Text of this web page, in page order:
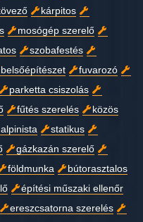
kárpitos
mosógép szerelő
szobafestés
belsőépítészet
fuvarozó
parketta csiszolás
fűtés szerelés
közös
statikus
gázkazán szerelő
földmunka
bútorasztalos
építési műszaki ellenőr
ereszcsatorna szerelés